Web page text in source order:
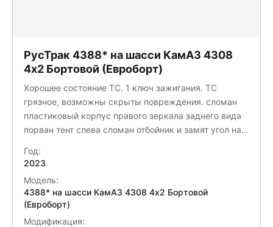
РусТрак 4388* на шасси КамАЗ 4308
4x2 Бортовой (Евроборт)
Хорошее состояние ТС. 1 ключ зажигания. ТС
грязное, возможны скрыты повреждения. сломан
пластиковый корпус правого зеркала заднего вида
порван тент слева сломан отбойник и замят угол на
бампре -царапины сломан
Год:
2023
Модель:
4388* на шасси КамАЗ 4308 4x2 Бортовой
(Евроборт)
Модификация: